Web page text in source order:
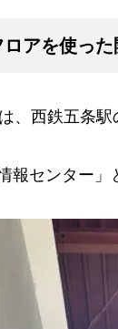
アを使っ
、西鉄五条駅
報センター